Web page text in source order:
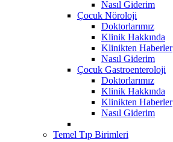
Nasıl Giderim
Çocuk Nöroloji
Doktorlarımız
Klinik Hakkında
Klinikten Haberler
Nasıl Giderim
Çocuk Gastroenteroloji
Doktorlarımız
Klinik Hakkında
Klinikten Haberler
Nasıl Giderim
Temel Tıp Birimleri